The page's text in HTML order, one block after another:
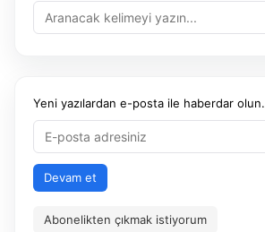
Yeni yazılardan e-posta ile haberdar olun.
Devam et
Abonelikten çıkmak istiyorum